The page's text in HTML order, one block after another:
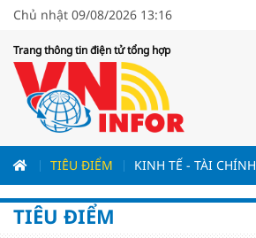
Chủ nhật 09/08/2026 13:16
Trang thông tin điện tử tổng hợp
TIÊU ĐIỂM KINH TẾ - TÀI CHÍNH
TIÊU ĐIỂM